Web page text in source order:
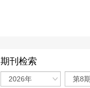
期刊检索